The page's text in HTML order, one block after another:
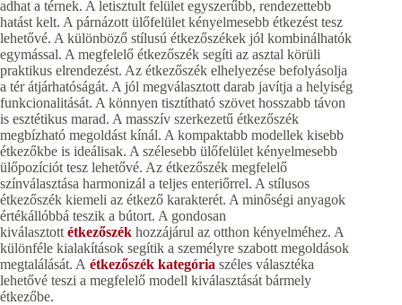
adhat a térnek. A letisztult felület egyszerűbb, rendezettebb
hatást kelt. A párnázott ülőfelület kényelmesebb étkezést tesz
lehetővé. A különböző stílusú étkezőszékek jól kombinálhatók
egymással. A megfelelő étkezőszék segíti az asztal körüli
praktikus elrendezést. Az étkezőszék elhelyezése befolyásolja
a tér átjárhatóságát. A jól megválasztott darab javítja a helyiség
funkcionalitását. A könnyen tisztítható szövet hosszabb távon
is esztétikus marad. A masszív szerkezetű étkezőszék
megbízható megoldást kínál. A kompaktabb modellek kisebb
étkezőkbe is ideálisak. A szélesebb ülőfelület kényelmesebb
ülőpozíciót tesz lehetővé. Az étkezőszék megfelelő
színválasztása harmonizál a teljes enteriőrrel. A stílusos
étkezőszék kiemeli az étkező karakterét. A minőségi anyagok
értékállóbbá teszik a bútort. A gondosan
kiválasztott étkezőszék hozzájárul az otthon kényelméhez. A
különféle kialakítások segítik a személyre szabott megoldások
megtalálását. A étkezőszék kategória széles választéka
lehetővé teszi a megfelelő modell kiválasztását bármely
étkezőbe.